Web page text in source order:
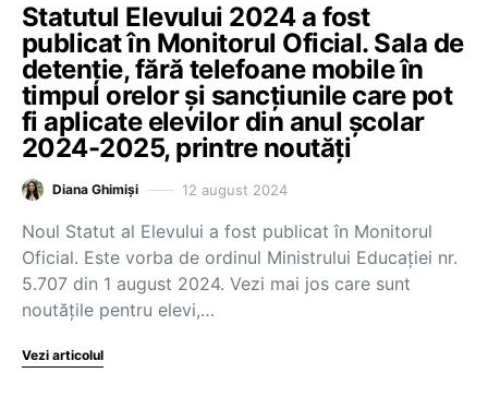
Statutul Elevului 2024 a fost
publicat în Monitorul Oficial. Sala de
detenție, fără telefoane mobile în
timpul orelor și sancțiunile care pot
fi aplicate elevilor din anul școlar
2024-2025, printre noutăți
Diana Ghimiși 12 august 2024
Noul Statut al Elevului a fost publicat în Monitorul
Oficial. Este vorba de ordinul Ministrului Educației nr.
5.707 din 1 august 2024. Vezi mai jos care sunt
noutățile pentru elevi,…
Vezi articolul